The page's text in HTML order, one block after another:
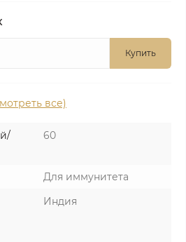
Купить
все)
60
Для иммунитета
Индия